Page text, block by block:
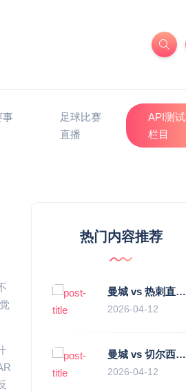
事
足球比赛
直播
API测试
栏目
热门内容推荐
曼城 vs 热刺直播：瓜迪奥拉的“无锋阵”是天才设计还是自废武功？
2026-04-12
曼城 vs 切尔西直播复盘：瓜帅的“伪九”陷阱，如何绞杀蓝军的“三中卫”？
2026-04-12